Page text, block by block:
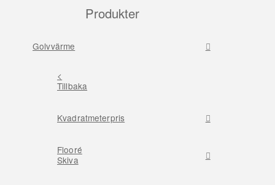
Produkter
Golvvärme
<
Tillbaka
Kvadratmeterpris
Flooré
Skiva